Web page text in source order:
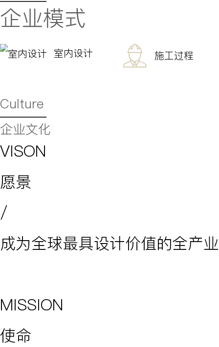
企业模式
室内设计 施工过程
Culture
企业文化
VISON
愿景
/
成为全球最具设计价值的全产
MISSION
使命